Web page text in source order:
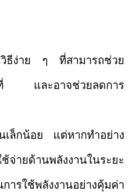
วิธีง่าย ๆ ที่สามารถช่วย
ที่ และอาจช่วยลดการ
เล็กน้อย แต่หากทำอย่าง
ายด้านพลังงานในระยะ
รใช้พลังงานอย่างคุ้มค่า